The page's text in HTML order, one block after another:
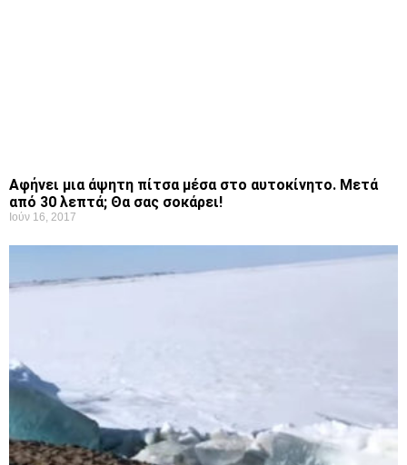
Αφήνει μια άψητη πίτσα μέσα στο αυτοκίνητο. Μετά
από 30 λεπτά; Θα σας σοκάρει!
Ιούν 16, 2017